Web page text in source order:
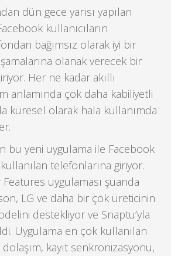
dün gece yarısı yapılan
kullanıcıların
bağımsız olarak iyi bir
olanak verecek bir
Her ne kadar akıllı
anlamında çok daha kabiliyetli
küresel olarak hala kullanımda
bu yeni uygulama ile Facebook
telefonlarına giriyor.
uygulaması şuanda
LG ve daha bir çok üreticinin
destekliyor ve Snaptu’yla
Uygulama en çok kullanılan
kayıt senkronizasyonu,